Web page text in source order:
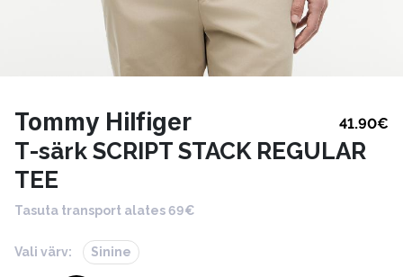
Tommy Hilfiger 41.90€
T-särk SCRIPT STACK REGULAR
TEE
Tasuta transport alates 69€
Vali värv: Sinine